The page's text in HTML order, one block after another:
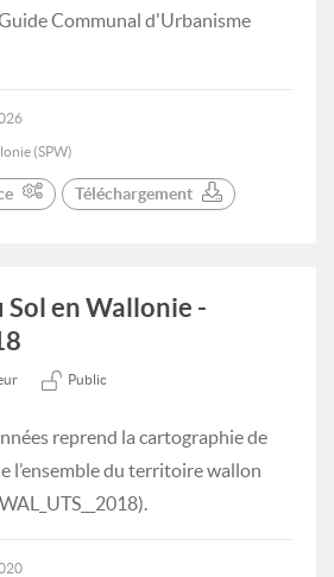
Communal d'Urbanisme
(SPW)
Téléchargement
en Wallonie -
Public
reprend la cartographie de
l’ensemble du territoire wallon